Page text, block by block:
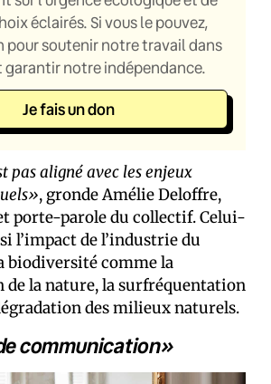
éclairés. Si vous le pouvez,
pour soutenir notre travail dans
garantir notre indépendance.
Je fais un don
pas aligné avec les enjeux
, gronde Amélie Deloffre,
porte-parole du collectif. Celui-
l’impact de l’industrie du
biodiversité comme la
de la nature, la surfréquentation
des milieux naturels.
communication»